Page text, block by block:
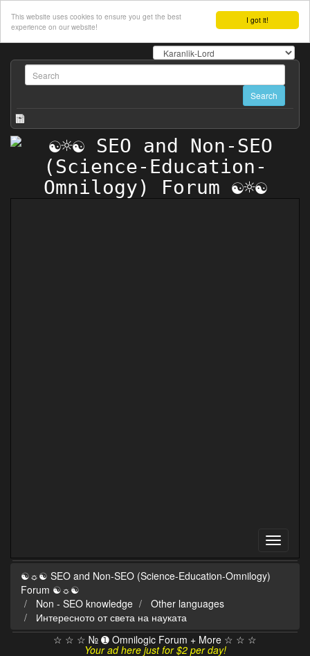
I got it!
This website uses cookies to ensure you get the best
experience on our website!
☯☼☯ SEO and Non-SEO (Science-Education-Omnilogy)
Forum ☯☼☯
Non - SEO knowledge
Other languages
Интересното от света на науката
☆ ☆ ☆ № ➊ Omnilogic Forum + More ☆ ☆ ☆
Your ad here just for $2 per day!